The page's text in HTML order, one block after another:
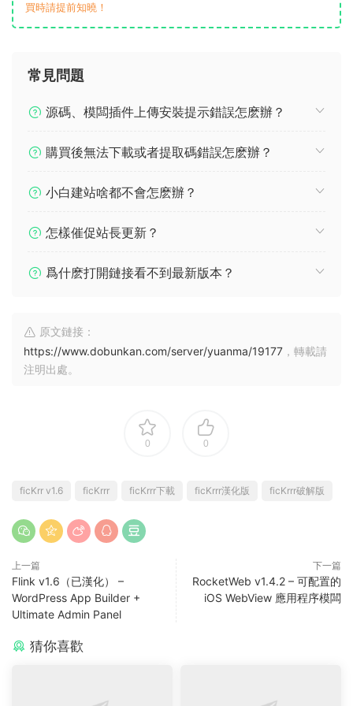
買時請提前知曉！
常見問題
源碼、模闆插件上傳安裝提示錯誤怎麽辦？
購買後無法下載或者提取碼錯誤怎麽辦？
小白建站啥都不會怎麽辦？
怎樣催促站長更新？
爲什麽打開鏈接看不到最新版本？
原文鏈接：
https://www.dobunkan.com/server/yuanma/19177 ，轉載請
注明出處。
0 0
ficKrr v1.6 ficKrrr ficKrrr下載 ficKrrr漢化版 ficKrrr破解版
上一篇
Flink v1.6（已漢化） –
WordPress App Builder +
Ultimate Admin Panel
下一篇
RocketWeb v1.4.2 – 可配置的
iOS WebView 應用程序模闆
猜你喜歡